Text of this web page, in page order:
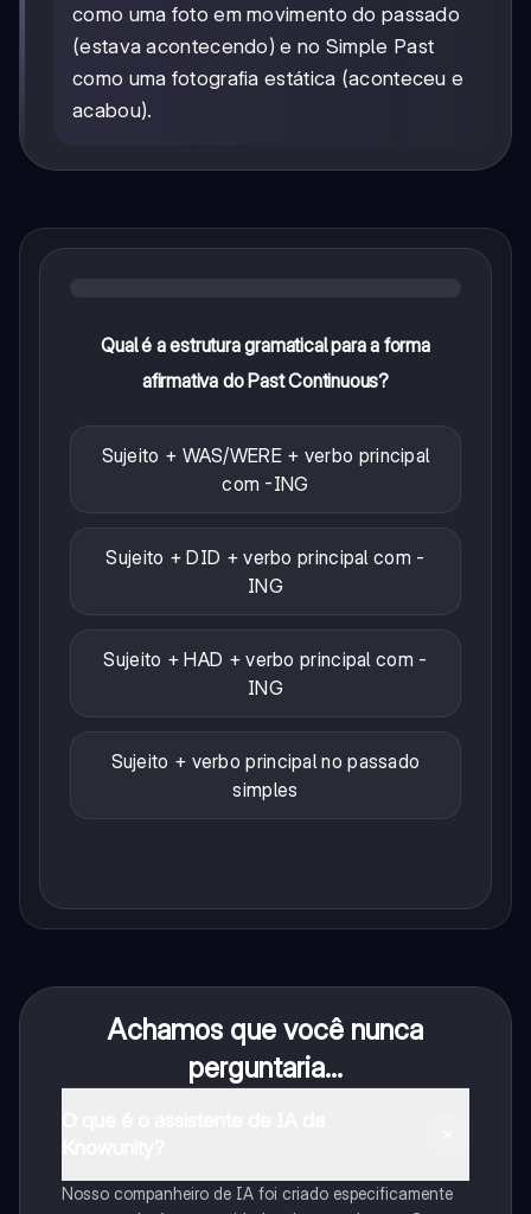
como uma foto em movimento do passado
(estava acontecendo) e no Simple Past
como uma fotografia estática (aconteceu e
acabou).
Qual é a estrutura gramatical para a forma
afirmativa do Past Continuous?
Sujeito + WAS/WERE + verbo principal
com -ING
Sujeito + DID + verbo principal com -
ING
Sujeito + HAD + verbo principal com -
ING
Sujeito + verbo principal no passado
simples
Achamos que você nunca
perguntaria...
Nosso companheiro de IA foi criado especificamente